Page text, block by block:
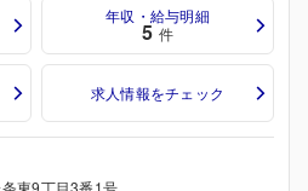
年収・給与明細
5 件
求人情報をチェック
東9丁目3番1号